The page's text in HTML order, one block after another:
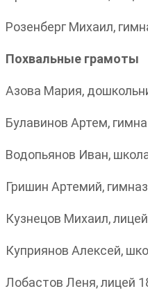
Розенберг Михаил,
Похвальные грамоты
Азова Мария,
Булавинов Артем,
Водопьянов Иван,
Гришин Артемий,
Кузнецов Михаил,
Куприянов Алексей,
Лобастов Леня, лицей